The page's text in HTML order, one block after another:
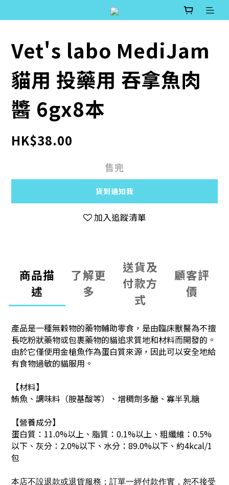
Vet's labo MediJam
貓用 投藥用 吞拿魚肉
醬 6gx8本
HK$38.00
售完
貨到通知我
加入追蹤清單
商品描
述
了解更
多
送貨及
付款方
式
顧客評
價
產品是一種無穀物的藥物輔助零食，是由臨床獸醫為不擅
長吃粉狀藥物或包裹藥物的貓追求質地和材料而開發的。
由於它僅使用金槍魚作為蛋白質來源，因此可以安全地給
有食物過敏的貓服用。
【材料】
鮪魚、調味料（胺基酸等）、增稠劑多醣、寡半乳糖
【營養成分】
蛋白質：11.0%以上、脂質：0.1%以上、粗纖維：0.5%
以下、灰分：2.0%以下、水分：89.0%以下、約4kcal/1
包
本店不設退款或退貨服務；訂單一經付款作實，恕不接受